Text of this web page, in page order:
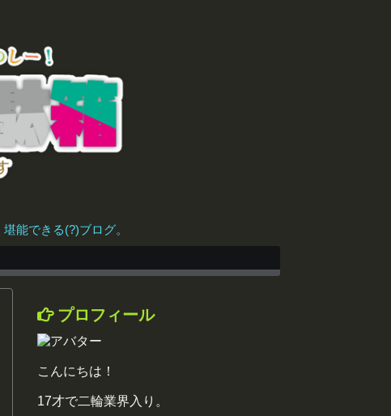
能できる(?)ブログ。
プロフィール
こんにちは！
17才で二輪業界入り。